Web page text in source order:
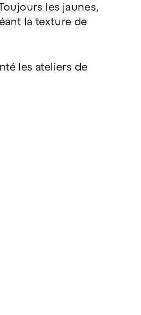
les jaunes,
la texture de
les ateliers de